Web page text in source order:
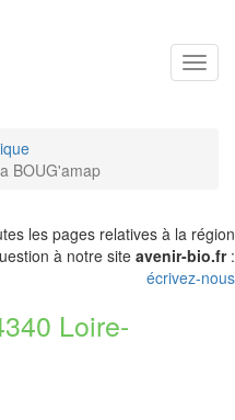
BOUG'amap
les pages relatives à la région
à notre site avenir-bio.fr:
écrivez-nous
Loire-